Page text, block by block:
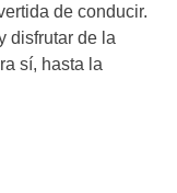
de conducir.
disfrutar de la
sí, hasta la